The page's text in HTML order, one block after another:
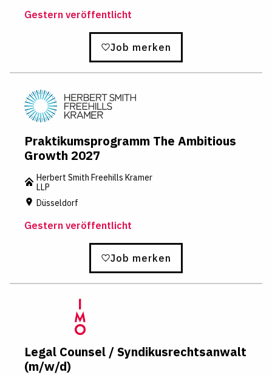
Gestern veröffentlicht
Job merken
Praktikumsprogramm The Ambitious
Growth 2027
Herbert Smith Freehills Kramer
LLP
Düsseldorf
Gestern veröffentlicht
Job merken
Legal Counsel / Syndikusrechtsanwalt
(m/w/d)